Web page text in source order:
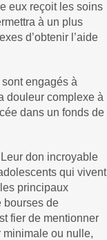
eux reçoit les soins
à un plus
d’obtenir l’aide
engagés à
douleur complexe à
dans un fonds de
don incroyable
qui vivent
principaux
bourses de
fier de mentionner
minimale ou nulle,